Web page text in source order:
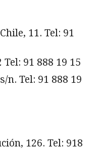
11. Tel: 91
Tel: 91 888 19 15
n. Tel: 91 888 19
126. Tel: 918